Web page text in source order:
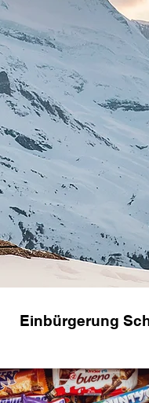
Einbürgerung